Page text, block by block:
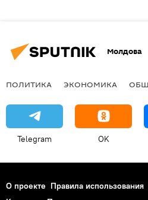
Молдова
ПОЛИТИКА ЭКОНОМИКА
Telegram OK
О проекте Правила использования